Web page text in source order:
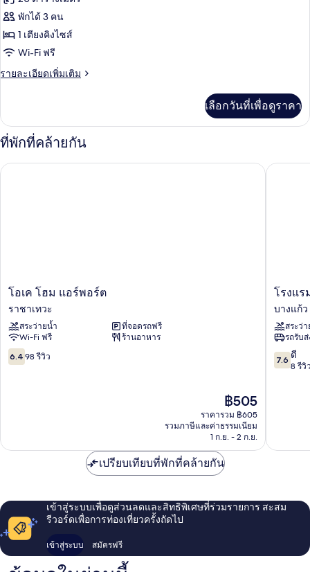
ทั้งหมด
ของ
ห้อง
สแตนดาร์ด
ระเบียง
พักได้ 3 คน
1 เตียงคิงไซส์
Wi-Fi ฟรี
รายละเอียดเพิ่มเติม
ราย
เกี่ยว
กับ
ห้อง
สแตนดาร์ด
ดับเบิล,
เลือกวันที่เพื่อดูราคา
ที่พักที่คล้ายกัน
โอเค
แอร์
พอร์ต
ราชา
เทวะ
โอเค โฮม แอร์พอร์ต
ราชาเทวะ
สระว่ายน้ำ
ที่จอดรถฟรี
Wi-Fi ฟรี
ร้านอาหาร
6.4
จาก
6.4 98 รีวิว
ราคา
ปัจจุบัน
คือ
฿505
฿505
ราคารวม ฿605
รวมภาษีและค่าธรรมเนียม
1 ก.ย. - 2 ก.ย.
โอเค โฮม แอร์พอร์ต
โรง
โกลเด้น
เอ็ม
ไพร์
สุวรรณ
บางแก้ว
โรงแร
บางแก้ว
สระว่
รถรับ
7.6
จาก
7.6 ดี
8 รีวิ
โรงแรม
เปรียบเทียบที่พักที่คล้ายกัน
เข้าสู่ระบบเพื่อดูส่วนลดและสิทธิพิเศษที่ร่วมรายการ สะสม
รีวอร์ดเพื่อการท่องเที่ยวครั้งถัดไป
เข้าสู่ระบบ สมัครฟรี